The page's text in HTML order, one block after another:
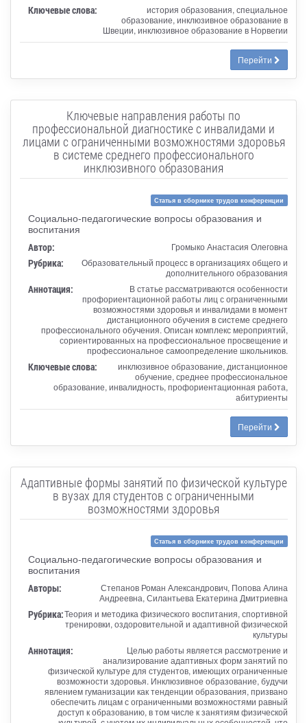
Ключевые слова:
история образования, специальное
образование, инклюзивное образование в
Швеции, инклюзивное образование в Норвегии
Перейти
Ключевые направления работы по
профессиональной диагностике с инвалидами и
лицами с ограниченными возможностями здоровья
в системе среднего профессионального
инклюзивного образования
Статья в сборнике трудов конференции
Социально-педагогические вопросы образования и
воспитания
Автор: Громыко Анастасия Олеговна
Рубрика:
Образовательный процесс в организациях общего и
дополнительного образования
Аннотация:
В статье рассматриваются особенности
профориентационной работы лиц с ограниченными
возможностями здоровья и инвалидами в момент
дистанционного обучения в системе среднего
профессионального обучения. Описан комплекс мероприятий,
сориентированных на профессиональное просвещение и
профессиональное самоопределение школьников.
Ключевые слова:
инклюзивное образование, дистанционное
обучение, среднее профессиональное
образование, инвалидность, профориентационная работа,
абитуриенты
Перейти
Адаптивные формы занятий по физической культуре
в вузах для студентов с ограниченными
возможностями здоровья
Статья в сборнике трудов конференции
Социально-педагогические вопросы образования и
воспитания
Авторы:
Степанов Роман Александрович, Попова Алина
Андреевна, Силантьева Екатерина Дмитриевна
Рубрика:Теория и методика физического воспитания, спортивной
тренировки, оздоровительной и адаптивной физической
культуры
Аннотация:
Целью работы является рассмотрение и
анализирование адаптивных форм занятий по
физической культуре для студентов, имеющих ограниченные
возможности здоровья. Инклюзивное образование, будучи
явлением гуманизации как тенденции образования, призвано
обеспечить лицам с ограниченными возможностями равный
доступ к образованию, в том числе к занятиям физической